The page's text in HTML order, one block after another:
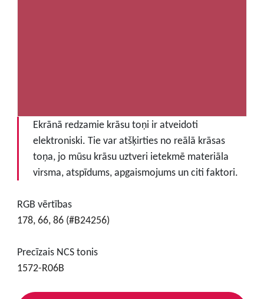
Ekrānā redzamie krāsu toņi ir atveidoti
elektroniski. Tie var atšķirties no reālā krāsas
toņa, jo mūsu krāsu uztveri ietekmē materiāla
virsma, atspīdums, apgaismojums un citi faktori.
RGB vērtības
178, 66, 86 (#B24256)
Precīzais NCS tonis
1572-R06B